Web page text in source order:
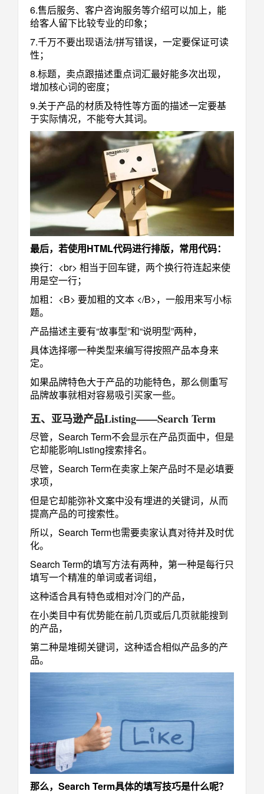
6.售后服务、客户咨询服务等介绍可以加上，能
给客人留下比较专业的印象；
7.千万不要出现语法/拼写错误，一定要保证可读
性；
8.标题，卖点跟描述重点词汇最好能多次出现，
增加核心词的密度；
9.关于产品的材质及特性等方面的描述一定要基
于实际情况，不能夸大其词。
最后，若使用HTML代码进行排版，常用代码：
换行：<br> 相当于回车键，两个换行符连起来使
用是空一行；
加粗：<B> 要加粗的文本 </B>，一般用来写小标
题。
产品描述主要有“故事型”和“说明型”两种，
具体选择哪一种类型来编写得按照产品本身来
定。
如果品牌特色大于产品的功能特色，那么侧重写
品牌故事就相对容易吸引买家一些。
五、亚马逊产品Listing——Search Term
尽管，Search Term不会显示在产品页面中，但是
它却能影响Listing搜索排名。
尽管，Search Term在卖家上架产品时不是必填要
求项，
但是它却能弥补文案中没有埋进的关键词，从而
提高产品的可搜索性。
所以，Search Term也需要卖家认真对待并及时优
化。
Search Term的填写方法有两种，第一种是每行只
填写一个精准的单词或者词组，
这种适合具有特色或相对冷门的产品，
在小类目中有优势能在前几页或后几页就能搜到
的产品，
第二种是堆砌关键词，这种适合相似产品多的产
品。
那么，Search Term具体的填写技巧是什么呢？